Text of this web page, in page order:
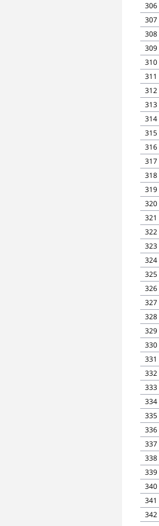
306
307
308
309
310
311
312
313
314
315
316
317
318
319
320
321
322
323
324
325
326
327
328
329
330
331
332
333
334
335
336
337
338
339
340
341
342